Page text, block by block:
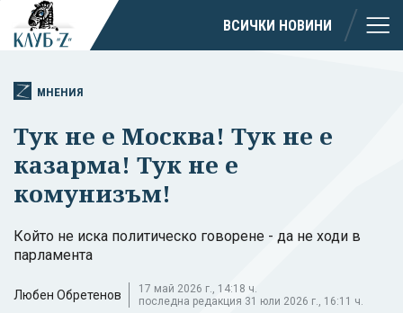
ВСИЧКИ НОВИНИ
МНЕНИЯ
Тук не е Москва! Тук не е
казарма! Тук не е
комунизъм!
Който не иска политическо говорене - да не ходи в
парламента
Любен Обретенов
17 май 2026 г., 14:18 ч.
последна редакция 31 юли 2026 г., 16:11 ч.